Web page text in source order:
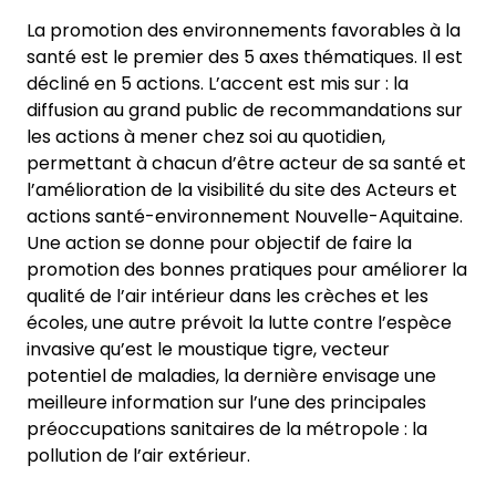
La promotion des environnements favorables à la
santé est le premier des 5 axes thématiques. Il est
décliné en 5 actions. L’accent est mis sur : la
diffusion au grand public de recommandations sur
les actions à mener chez soi au quotidien,
permettant à chacun d’être acteur de sa santé et
l’amélioration de la visibilité du site des Acteurs et
actions santé-environnement Nouvelle-Aquitaine.
Une action se donne pour objectif de faire la
promotion des bonnes pratiques pour améliorer la
qualité de l’air intérieur dans les crèches et les
écoles, une autre prévoit la lutte contre l’espèce
invasive qu’est le moustique tigre, vecteur
potentiel de maladies, la dernière envisage une
meilleure information sur l’une des principales
préoccupations sanitaires de la métropole : la
pollution de l’air extérieur.